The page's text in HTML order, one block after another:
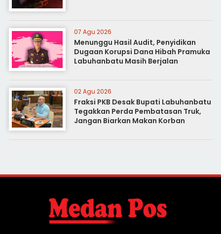
07 Agu 2026
Menunggu Hasil Audit, Penyidikan
Dugaan Korupsi Dana Hibah Pramuka
Labuhanbatu Masih Berjalan
02 Agu 2026
Fraksi PKB Desak Bupati Labuhanbatu
Tegakkan Perda Pembatasan Truk,
Jangan Biarkan Makan Korban